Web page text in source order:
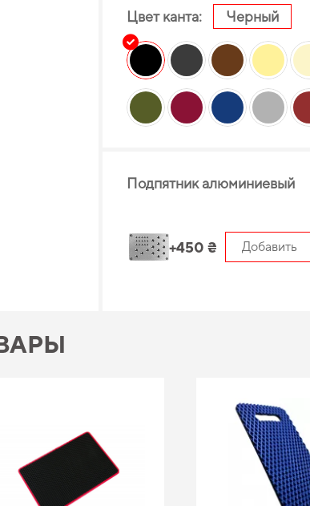
Цвет канта: Черный
Подпятник алюминиевый
+450 ₴ Добавить